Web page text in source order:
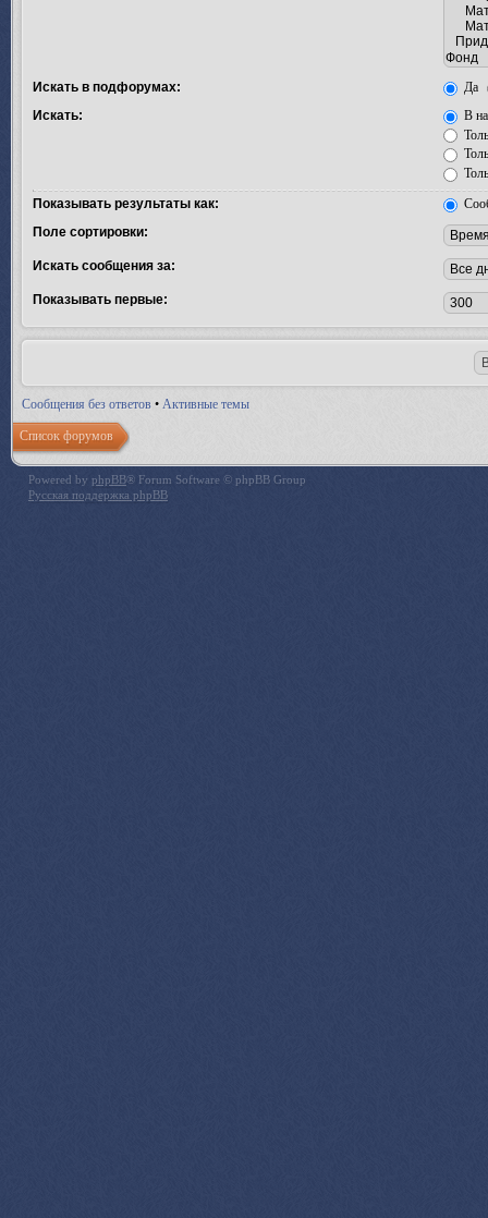
Искать в подфорумах:
Да
Искать:
В
Показывать результаты как:
Поле сортировки:
Искать сообщения за:
Показывать первые:
Сообщения без ответов • Активные темы
Список форумов
Powered by phpBB® Forum Software © phpBB Group
Русская поддержка phpBB